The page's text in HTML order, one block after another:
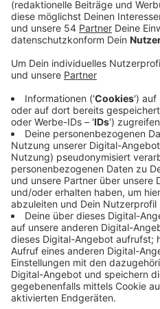
Anzeige
Noch gestern (21.10) lagen
von 49 ganz knapp unter
Nur ein paar Stunden
Nachmittag:
Ab heute gilt damit
treten neue
über alle neuen Regeln
Anzeige